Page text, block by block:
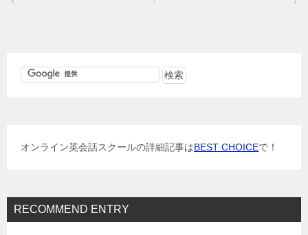
オンライン英会話スクールの詳細記事はBEST CHOICEで！
RECOMMEND ENTRY